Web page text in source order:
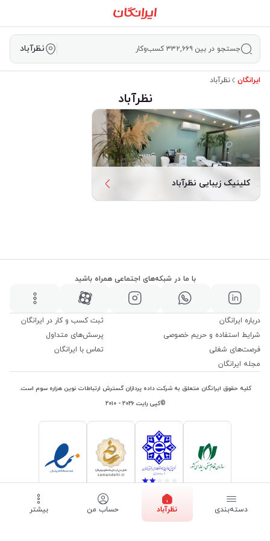
جستجو در بین ۳۳۲,۶۶۹ کسب‌وکار نظرآباد
ایرانگان نظرآباد
نظرآباد
کلینیک زیبایی نظرآباد
با ما در شبکه‌های اجتماعی همراه باشید
درباره ایرانگان
شرایط استفاده و حریم خصوصی
فرصت‌های شغلی
مجله ایرانگان
ثبت کسب و کار در ایرانگان
پرسش‌های متداول
تماس با ایرانگان
کلیه حقوق ایرانگان متعلق به شرکت داده پردازان گسترش ارتباطات نوین هزاره سوم است.
©کپی رایت ۲۰۲۶ - ۲۰۱۰
دسته‌بندی نظرآباد حساب من بیشتر